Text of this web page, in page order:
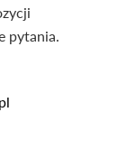
pytania.